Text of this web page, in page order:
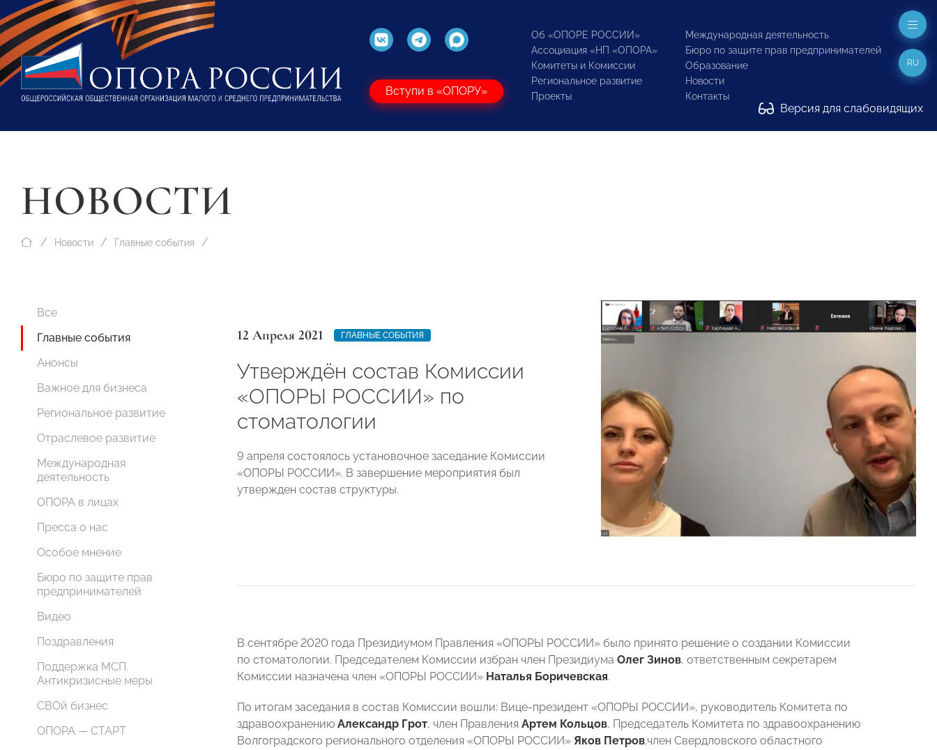
Вступи в «ОПОРУ»
Об «ОПОРЕ РОССИИ»
Ассоциация «НП «ОПОРА»
Комитеты и Комиссии
Региональное развитие
Проекты
Международная деятельность
Бюро по защите прав предпринимателей
Образование
Новости
Контакты
Версия для слабовидящих
RU
НОВОСТИ
Новости Главные события
Все
Главные события
Анонсы
Важное для бизнеса
Региональное развитие
Отраслевое развитие
Международная
деятельность
ОПОРА в лицах
Пресса о нас
Особое мнение
Бюро по защите прав
предпринимателей
Видео
Поздравления
Поддержка МСП.
Антикризисные меры
СВОй бизнес
ОПОРА — СТАРТ
12 Апреля 2021 ГЛАВНЫЕ СОБЫТИЯ
Утверждён состав Комиссии
«ОПОРЫ РОССИИ» по
стоматологии
9 апреля состоялось установочное заседание Комиссии
«ОПОРЫ РОССИИ». В завершение мероприятия был
утвержден состав структуры.
В сентябре 2020 года Президиумом Правления «ОПОРЫ РОССИИ» было принято решение о создании Комиссии
по стоматологии. Председателем Комиссии избран член Президиума Олег Зинов, ответственным секретарем
Комиссии назначена член «ОПОРЫ РОССИИ» Наталья Боричевская.
По итогам заседания в состав Комиссии вошли: Вице-президент «ОПОРЫ РОССИИ», руководитель Комитета по
здравоохранению Александр Грот, член Правления Артем Кольцов, Председатель Комитета по здравоохранению
Волгоградского регионального отделения «ОПОРЫ РОССИИ» Яков Петров,член Свердловского областного